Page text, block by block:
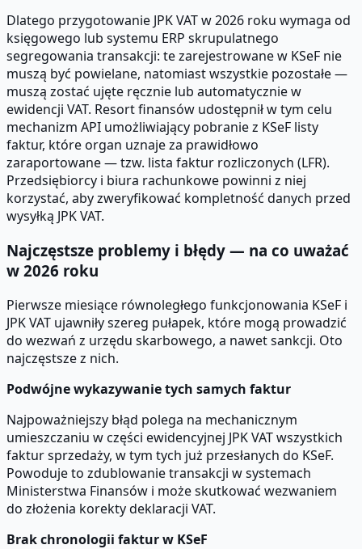
Dlatego przygotowanie JPK VAT w 2026 roku wymaga od
księgowego lub systemu ERP skrupulatnego
segregowania transakcji: te zarejestrowane w KSeF nie
muszą być powielane, natomiast wszystkie pozostałe —
muszą zostać ujęte ręcznie lub automatycznie w
ewidencji VAT. Resort finansów udostępnił w tym celu
mechanizm API umożliwiający pobranie z KSeF listy
faktur, które organ uznaje za prawidłowo
zaraportowane — tzw. lista faktur rozliczonych (LFR).
Przedsiębiorcy i biura rachunkowe powinni z niej
korzystać, aby zweryfikować kompletność danych przed
wysyłką JPK VAT.
Najczęstsze problemy i błędy — na co uważać
w 2026 roku
Pierwsze miesiące równoległego funkcjonowania KSeF i
JPK VAT ujawniły szereg pułapek, które mogą prowadzić
do wezwań z urzędu skarbowego, a nawet sankcji. Oto
najczęstsze z nich.
Podwójne wykazywanie tych samych faktur
Najpoważniejszy błąd polega na mechanicznym
umieszczaniu w części ewidencyjnej JPK VAT wszystkich
faktur sprzedaży, w tym tych już przesłanych do KSeF.
Powoduje to zdublowanie transakcji w systemach
Ministerstwa Finansów i może skutkować wezwaniem
do złożenia korekty deklaracji VAT.
Brak chronologii faktur w KSeF